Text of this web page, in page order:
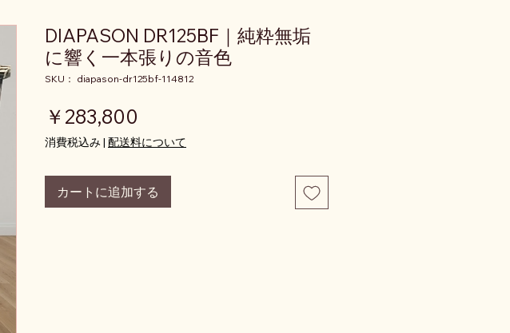
DIAPASON DR125BF｜純粋無垢
に響く一本張りの音色
SKU： diapason-dr125bf-114812
￥283,800
消費税込み| 配送料について
カートに追加する